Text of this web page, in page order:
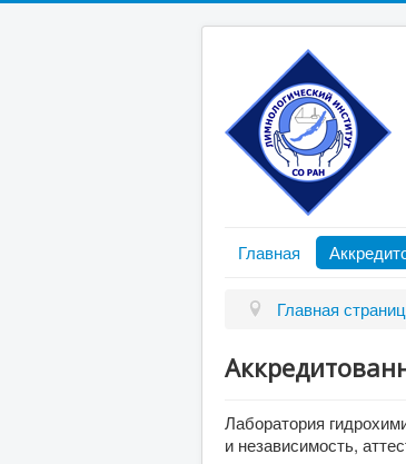
Главная
Главная
Лаборатория
и независимость,